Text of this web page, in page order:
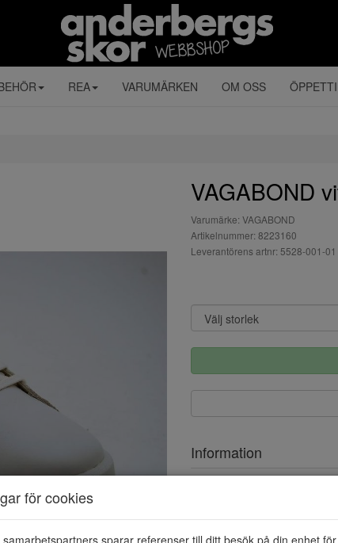
REA VARUMÄRKEN OM OSS
VAGABOND
Varumärke: VAGABOND
Artikelnummer: 8223160
Leverantörens artnr: 5528-001-01
Information
för cookies
sparar referenser till ditt besök på din enhet